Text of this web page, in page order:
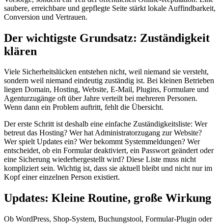
saubere, erreichbare und gepflegte Seite stärkt lokale Auffindbarkeit,
Conversion und Vertrauen.
Der wichtigste Grundsatz: Zuständigkeit
klären
Viele Sicherheitslücken entstehen nicht, weil niemand sie versteht,
sondern weil niemand eindeutig zuständig ist. Bei kleinen Betrieben
liegen Domain, Hosting, Website, E-Mail, Plugins, Formulare und
Agenturzugänge oft über Jahre verteilt bei mehreren Personen.
Wenn dann ein Problem auftritt, fehlt die Übersicht.
Der erste Schritt ist deshalb eine einfache Zuständigkeitsliste: Wer
betreut das Hosting? Wer hat Administratorzugang zur Website?
Wer spielt Updates ein? Wer bekommt Systemmeldungen? Wer
entscheidet, ob ein Formular deaktiviert, ein Passwort geändert oder
eine Sicherung wiederhergestellt wird? Diese Liste muss nicht
kompliziert sein. Wichtig ist, dass sie aktuell bleibt und nicht nur im
Kopf einer einzelnen Person existiert.
Updates: Kleine Routine, große Wirkung
Ob WordPress, Shop-System, Buchungstool, Formular-Plugin oder